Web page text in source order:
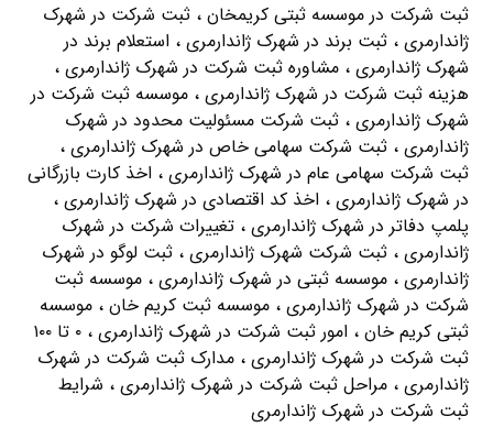
ثبت شرکت در موسسه ثبتی کریمخان ، ثبت شرکت در شهرک
ژاندارمری ، ثبت برند در شهرک ژاندارمری ، استعلام برند در
شهرک ژاندارمری ، مشاوره ثبت شرکت در شهرک ژاندارمری ،
هزینه ثبت شرکت در شهرک ژاندارمری ، موسسه ثبت شرکت در
شهرک ژاندارمری ، ثبت شرکت مسئولیت محدود در شهرک
ژاندارمری ، ثبت شرکت سهامی خاص در شهرک ژاندارمری ،
ثبت شرکت سهامی عام در شهرک ژاندارمری ، اخذ کارت بازرگانی
در شهرک ژاندارمری ، اخذ کد اقتصادی در شهرک ژاندارمری ،
پلمپ دفاتر در شهرک ژاندارمری ، تغییرات شرکت در شهرک
ژاندارمری ، ثبت شرکت شهرک ژاندارمری ، ثبت لوگو در شهرک
ژاندارمری ، موسسه ثبتی در شهرک ژاندارمری ، موسسه ثبت
شرکت در شهرک ژاندارمری ، موسسه ثبت کریم خان ، موسسه
ثبتی کریم خان ، امور ثبت شرکت در شهرک ژاندارمری ، ۰ تا ۱۰۰
ثبت شرکت در شهرک ژاندارمری ، مدارک ثبت شرکت در شهرک
ژاندارمری ، مراحل ثبت شرکت در شهرک ژاندارمری ، شرایط
ثبت شرکت در شهرک ژاندارمری